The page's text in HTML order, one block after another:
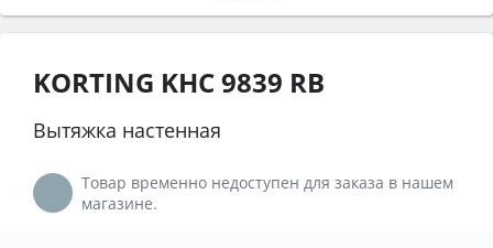
KORTING KHC 9839 RB
Вытяжка настенная
Товар временно недоступен для заказа в нашем
магазине.